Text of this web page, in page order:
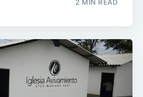
2 MIN READ